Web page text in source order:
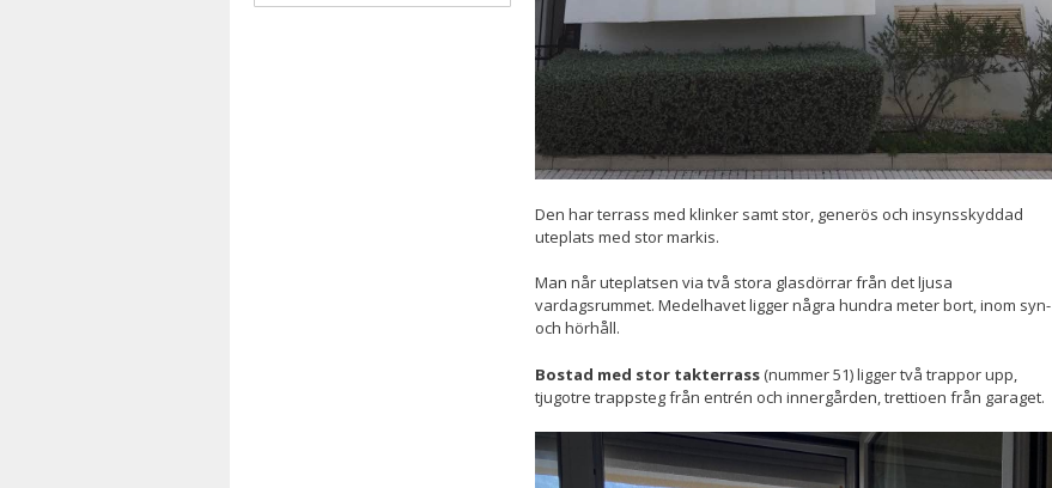
Den har terrass med klinker samt stor, generös och insynsskyddad
uteplats med stor markis.
Man når uteplatsen via två stora glasdörrar från det ljusa
vardagsrummet. Medelhavet ligger några hundra meter bort, inom syn-
och hörhåll.
Bostad med stor takterrass (nummer 51) ligger två trappor upp,
tjugotre trappsteg från entrén och innergården, trettioen från garaget.
intressen och ditt
beteende när du
surfar ökar du
chansen att få se
personligt
anpassat innehåll
och erbjudanden.